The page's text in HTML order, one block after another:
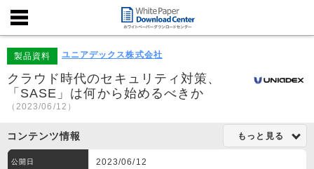
製品資料 ユニアデックス株式会社
クラウド時代のセキュリティ対策、
「SASE」は何から始めるべきか
（2023/06/12）
コンテンツ情報 もっと見る
公開日 2023/06/12